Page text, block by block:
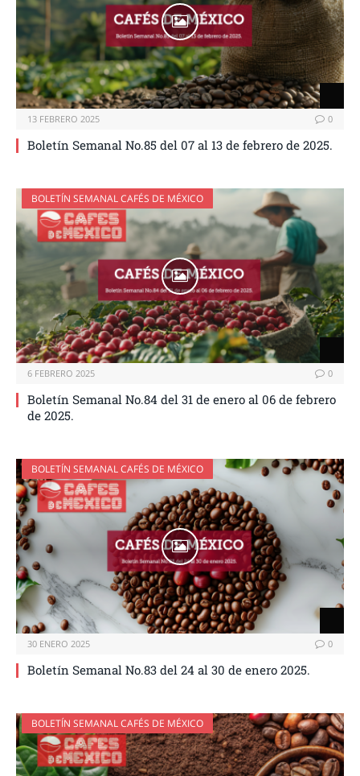
13 FEBRERO 2025 0
Boletín Semanal No.85 del 07 al 13 de febrero de 2025.
BOLETÍN SEMANAL CAFÉS DE MÉXICO
6 FEBRERO 2025 0
Boletín Semanal No.84 del 31 de enero al 06 de febrero
de 2025.
BOLETÍN SEMANAL CAFÉS DE MÉXICO
30 ENERO 2025 0
Boletín Semanal No.83 del 24 al 30 de enero 2025.
BOLETÍN SEMANAL CAFÉS DE MÉXICO